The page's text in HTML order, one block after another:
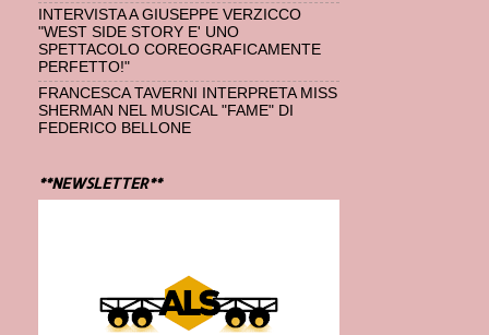
INTERVISTA A GIUSEPPE VERZICCO
"WEST SIDE STORY E' UNO
SPETTACOLO COREOGRAFICAMENTE
PERFETTO!"
FRANCESCA TAVERNI INTERPRETA MISS
SHERMAN NEL MUSICAL "FAME" DI
FEDERICO BELLONE
**NEWSLETTER**